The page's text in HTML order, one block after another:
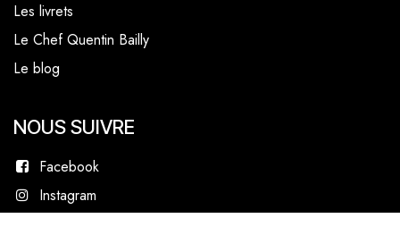
NOUS SUIVRE
Facebook
Instagram
Les livrets
Le Chef Quentin Bailly
Le blog